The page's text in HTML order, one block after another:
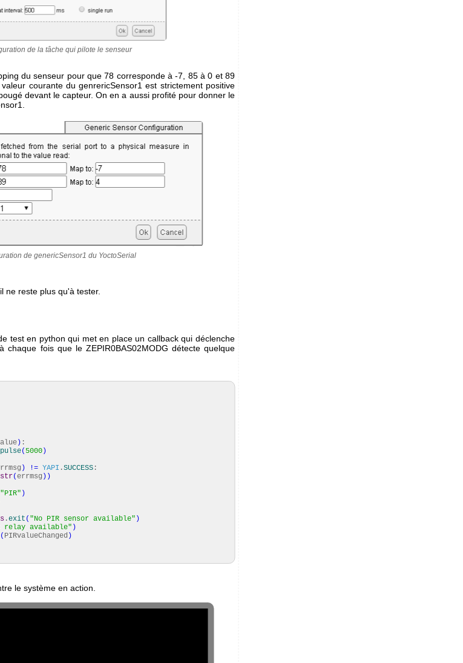
de la tâche qui pilote le senseur
du senseur pour que 78 corresponde à -7, 85 à 0 et 89
courante du genrericSensor1 est strictement positive
devant le capteur. On en a aussi profité pour donner le
de genericSensor1 du YoctoSerial
ne reste plus qu'à tester.
test en python qui met en place un callback qui déclenche
chaque fois que le ZEPIR0BAS02MODG détecte quelque
) :
pulse( 5000)
) != YAPI .SUCCESS :
str(errmsg ) )
"PIR" )
.exit ( "No PIR sensor available" )
relay available" )
( PIRvalueChanged )
le système en action.